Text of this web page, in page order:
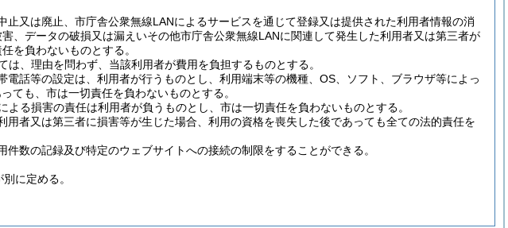
又は廃止、市庁舎公衆無線LANによるサービスを通じて登録又は提供された利用者情報の消
、データの破損又は漏えいその他市庁舎公衆無線LANに関連して発生した利用者又は第三者が
を負わないものとする。
、理由を問わず、当該利用者が費用を負担するものとする。
話等の設定は、利用者が行うものとし、利用端末等の機種、OS、ソフト、ブラウザ等によっ
ても、市は一切責任を負わないものとする。
る損害の責任は利用者が負うものとし、市は一切責任を負わないものとする。
者又は第三者に損害等が生じた場合、利用の資格を喪失した後であっても全ての法的責任を
数の記録及び特定のウェブサイトへの接続の制限をすることができる。
に定める。